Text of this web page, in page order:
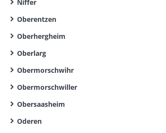
Niffer
Oberentzen
Oberhergheim
Oberlarg
Obermorschwihr
Obermorschwiller
Obersaasheim
Oderen